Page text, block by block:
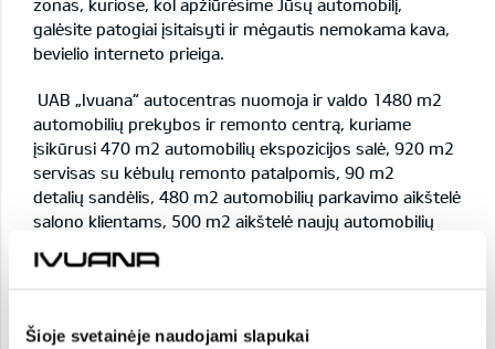
Šioje svetainėje naudojami slapukai
zonas, kuriose, kol apžiūrėsime Jūsų automobilį,
galėsite patogiai įsitaisyti ir mėgautis nemokama kava,
bevielio interneto prieiga.
UAB „Ivuana“ autocentras nuomoja ir valdo 1480 m2
automobilių prekybos ir remonto centrą, kuriame
įsikūrusi 470 m2 automobilių ekspozicijos salė, 920 m2
servisas su kėbulų remonto patalpomis, 90 m2
detalių sandėlis, 480 m2 automobilių parkavimo aikštelė
salono klientams, 500 m2 aikštelė naujų automobilių
klientams ir 108 m2 parkavimo aikštelė kėbulų remonto